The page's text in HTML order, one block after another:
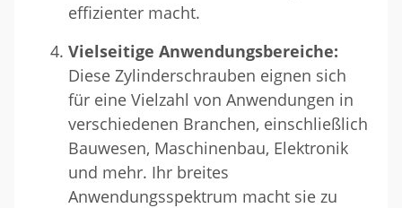
effizienter macht.
Vielseitige Anwendungsbereiche:
Diese Zylinderschrauben eignen sich
für eine Vielzahl von Anwendungen in
verschiedenen Branchen, einschließlich
Bauwesen, Maschinenbau, Elektronik
und mehr. Ihr breites
Anwendungsspektrum macht sie zu